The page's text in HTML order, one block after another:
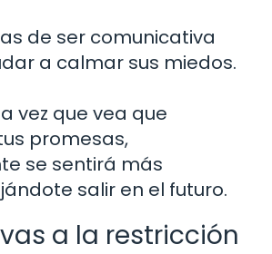
de ser comunicativa
a calmar sus miedos.
vez que vea que
promesas,
se sentirá más
salir en el futuro.
a la restricción